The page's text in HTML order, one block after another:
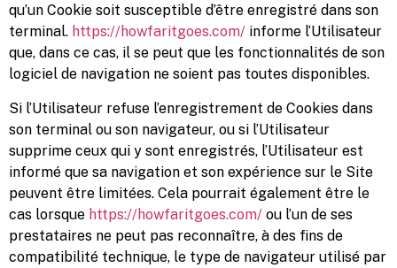
qu’un Cookie soit susceptible d’être enregistré dans son
terminal. https://howfaritgoes.com/ informe l’Utilisateur
que, dans ce cas, il se peut que les fonctionnalités de son
logiciel de navigation ne soient pas toutes disponibles.
Si l’Utilisateur refuse l’enregistrement de Cookies dans
son terminal ou son navigateur, ou si l’Utilisateur
supprime ceux qui y sont enregistrés, l’Utilisateur est
informé que sa navigation et son expérience sur le Site
peuvent être limitées. Cela pourrait également être le
cas lorsque https://howfaritgoes.com/ ou l’un de ses
prestataires ne peut pas reconnaître, à des fins de
compatibilité technique, le type de navigateur utilisé par